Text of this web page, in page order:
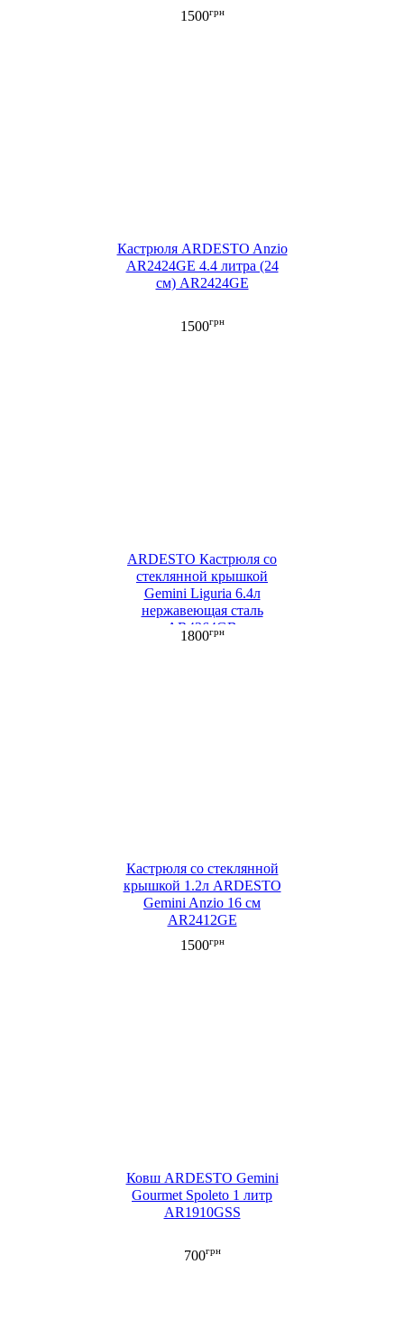
1500грн
Кастрюля ARDESTO Anzio
AR2424GE 4.4 литра (24
см) AR2424GE
1500грн
ARDESTO Кастрюля со
стеклянной крышкой
Gemini Liguria 6.4л
нержавеющая сталь
AR4364GB
1800грн
Кастрюля со стеклянной
крышкой 1.2л ARDESTO
Gemini Anzio 16 см
AR2412GE
1500грн
Ковш ARDESTO Gemini
Gourmet Spoleto 1 литр
AR1910GSS
700грн